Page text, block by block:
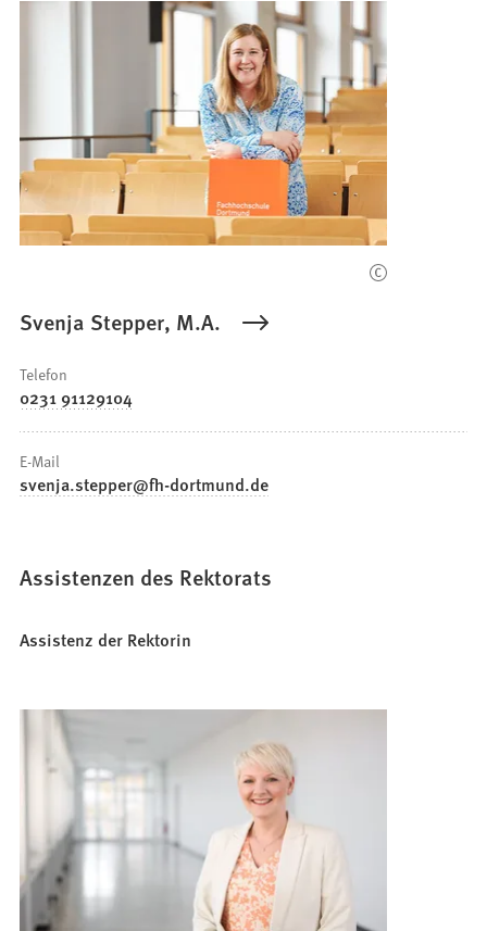
Svenja Stepper, M.A.
Telefon
0231 91129104
E-Mail
svenja.stepper fh-dortmund de
Assistenzen des Rektorats
Assistenz der Rektorin